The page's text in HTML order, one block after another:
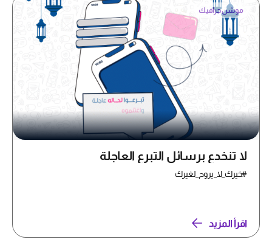
موشن جرافيك
لا تنخدع برسائل التبرع العاجلة
#خيرك_لا_يروح_لغيرك
اقرأ المزيد